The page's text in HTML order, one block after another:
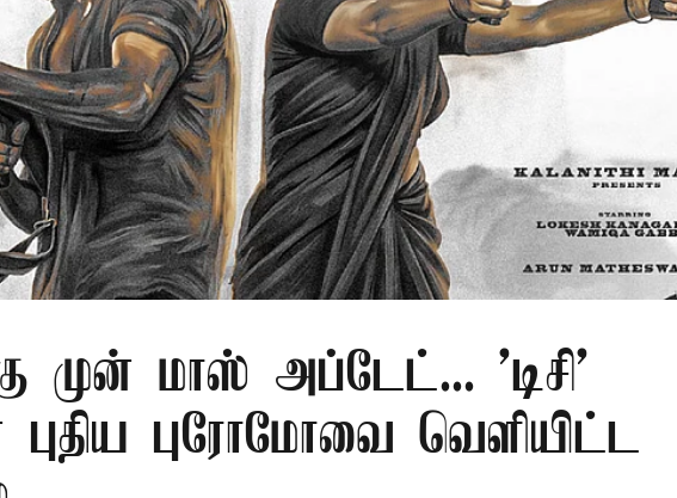
முன் மாஸ் அப்டேட்... 'டிசி'
புதிய புரோமோவை வெளியிட்ட